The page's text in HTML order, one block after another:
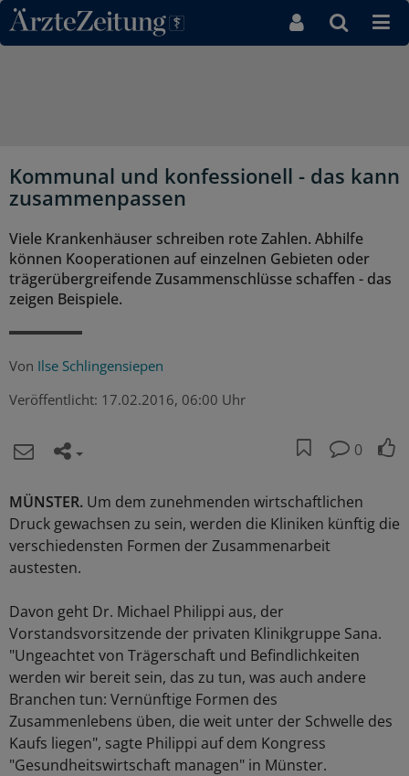
Direkt zum Inhaltsbereich
Kommunal und konfessionell - das kann
zusammenpassen
Viele Krankenhäuser schreiben rote Zahlen. Abhilfe
können Kooperationen auf einzelnen Gebieten oder
trägerübergreifende Zusammenschlüsse schaffen - das
zeigen Beispiele.
Von Ilse Schlingensiepen
Veröffentlicht: 17.02.2016, 06:00 Uhr
0
MÜNSTER. Um dem zunehmenden wirtschaftlichen
Druck gewachsen zu sein, werden die Kliniken künftig die
verschiedensten Formen der Zusammenarbeit
austesten.
Davon geht Dr. Michael Philippi aus, der
Vorstandsvorsitzende der privaten Klinikgruppe Sana.
"Ungeachtet von Trägerschaft und Befindlichkeiten
werden wir bereit sein, das zu tun, was auch andere
Branchen tun: Vernünftige Formen des
Zusammenlebens üben, die weit unter der Schwelle des
Kaufs liegen", sagte Philippi auf dem Kongress
"Gesundheitswirtschaft managen" in Münster.